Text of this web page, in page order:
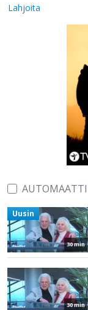
Lahjoita
30 min
Uusin
30 min